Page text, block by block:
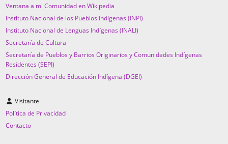
Ventana a mi Comunidad en Wikipedia
Instituto Nacional de los Pueblos Indígenas (INPI)
Instituto Nacional de Lenguas Indígenas (INALI)
Secretaría de Cultura
Secretaría de Pueblos y Barrios Originarios y Comunidades Indígenas
Residentes (SEPI)
Dirección General de Educación Indígena (DGEI)
Visitante
Política de Privacidad
Contacto